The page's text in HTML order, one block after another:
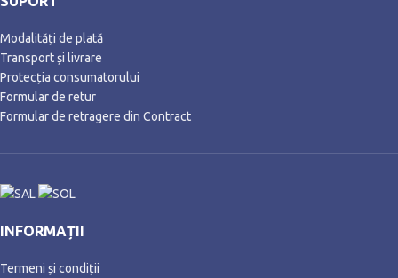
Modalități de plată
Transport și livrare
Protecția consumatorului
Formular de retur
Formular de retragere din Contract
INFORMAȚII
Termeni și condiții